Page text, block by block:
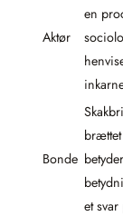
Aktør
en
Bonde
et